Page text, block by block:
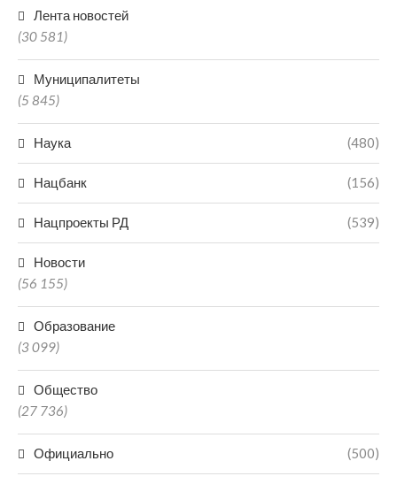
Лента новостей
(30 581)
Муниципалитеты
(5 845)
Наука (480)
Нацбанк (156)
Нацпроекты РД (539)
Новости
(56 155)
Образование
(3 099)
Общество
(27 736)
Официально (500)